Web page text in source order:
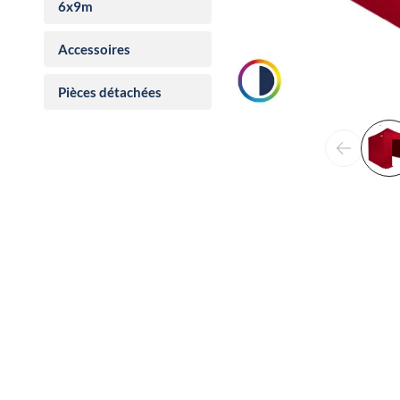
6x9m
Accessoires
Pièces détachées